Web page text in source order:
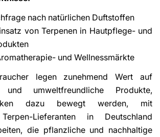
nach natürlichen Duftstoffen
von Terpenen in Hautpflege- und
und Wellnessmärkte
legen zunehmend Wert auf
und umweltfreundliche Produkte,
dazu bewegt werden, mit
Lieferanten in Deutschland
die pflanzliche und nachhaltige